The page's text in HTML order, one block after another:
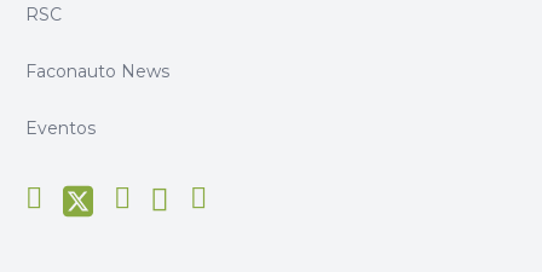
RSC
Faconauto News
Eventos